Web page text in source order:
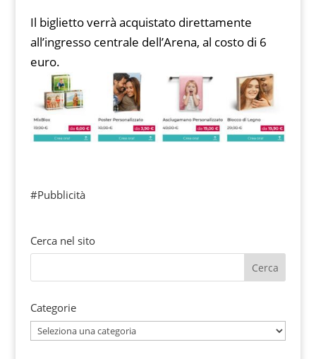
Il biglietto verrà acquistato direttamente
all’ingresso centrale dell’Arena, al costo di 6
euro.
#Pubblicità
Cerca nel sito
Categorie
Categorie